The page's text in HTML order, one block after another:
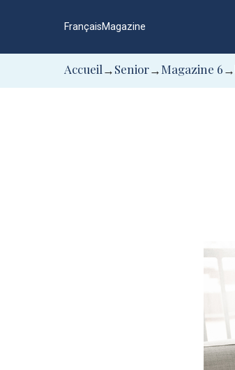
FrançaisMagazine
Accueil → Senior→ Magazine 6 →